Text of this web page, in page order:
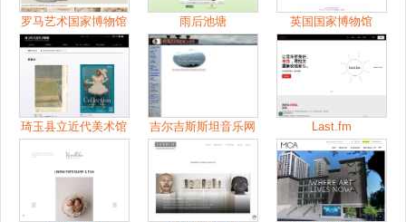
罗马艺术国家博物馆 雨后池塘 英国国家博物馆
琦玉县立近代美术馆 吉尔吉斯斯坦音乐网 Last.fm